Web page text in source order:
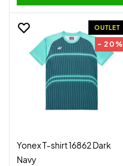
OUTLET
- 20%
Yonex T-shirt 16862 Dark
Navy